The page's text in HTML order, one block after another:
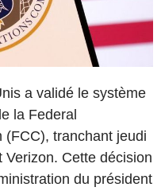
a validé le système
la Federal
(FCC), tranchant jeudi
Verizon. Cette décision
du président